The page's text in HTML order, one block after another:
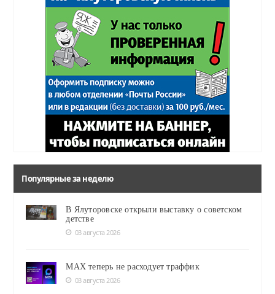
Популярные за неделю
В Ялуторовске открыли выставку о советском
детстве
03 августа 2026
MAX теперь не расходует траффик
03 августа 2026